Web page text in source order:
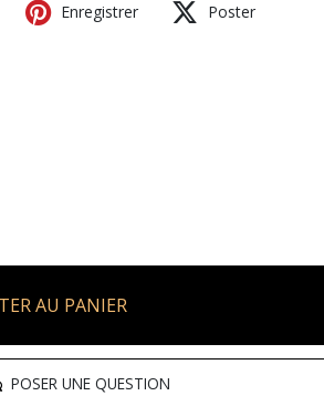
Enregistrer Poster
AU PANIER
POSER UNE QUESTION